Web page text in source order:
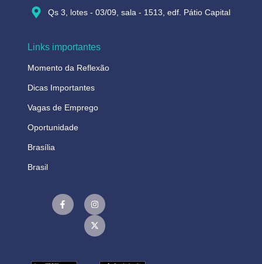
Qs 3, lotes - 03/09, sala - 1513, edf. Pátio Capital
Links importantes
Momento da Reflexão
Dicas Importantes
Vagas de Emprego
Oportunidade
Brasília
Brasil